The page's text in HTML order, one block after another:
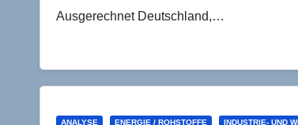
Ausgerechnet Deutschland,…
ANALYSE ENERGIE / ROHSTOFFE INDUSTRIE- UND